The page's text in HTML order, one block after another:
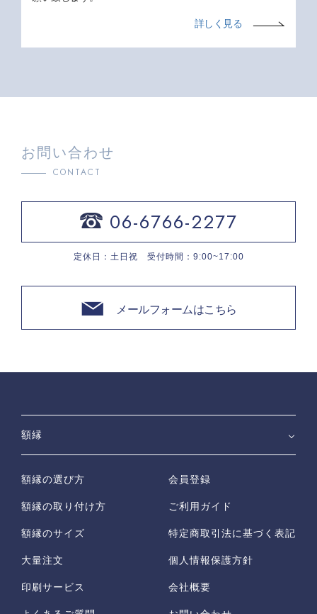
詳しく見る
お問い合わせ
CONTACT
06-6766-2277
定休日：土日祝 受付時間：9:00~17:00
メールフォームはこちら
額縁
額縁の選び方
額縁の取り付け方
額縁のサイズ
大量注文
印刷サービス
会員登録
ご利用ガイド
特定商取引法に基づく表記
個人情報保護方針
会社概要